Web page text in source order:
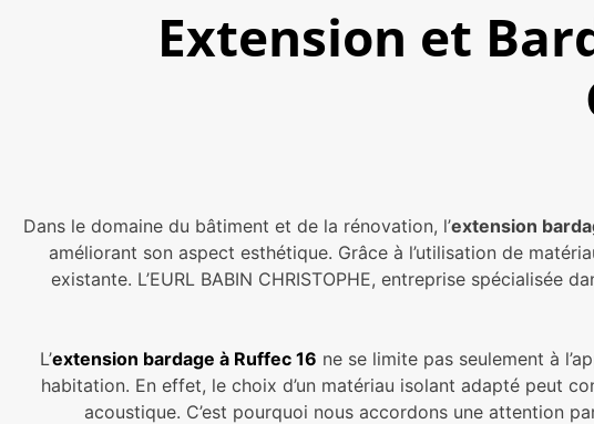
Extension et
Dans le domaine du bâtiment et de la rénovation, l’extension
améliorant son aspect esthétique. Grâce à l’utilisation de
existante. L’EURL BABIN CHRISTOPHE, entreprise
L’extension bardage à Ruffec 16 ne se limite pas seulement à
habitation. En effet, le choix d’un matériau isolant adapté peut
acoustique. C’est pourquoi nous accordons une attention